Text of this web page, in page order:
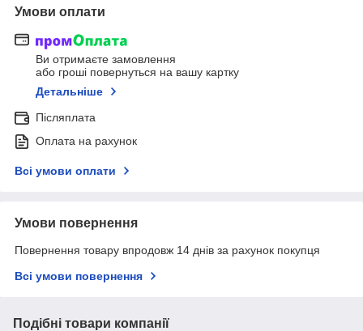
Умови оплати
Ви отримаєте замовлення
або гроші повернуться на вашу картку
Детальніше
Післяплата
Оплата на рахунок
Всі умови оплати
Умови повернення
Повернення товару впродовж 14 днів за рахунок покупця
Всі умови повернення
Подібні товари компанії